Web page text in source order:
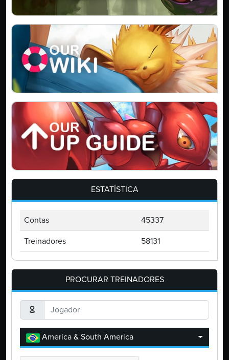
ESTATÍSTICA
Contas 45337
Treinadores 58131
PROCURAR TREINADORES
America & South America